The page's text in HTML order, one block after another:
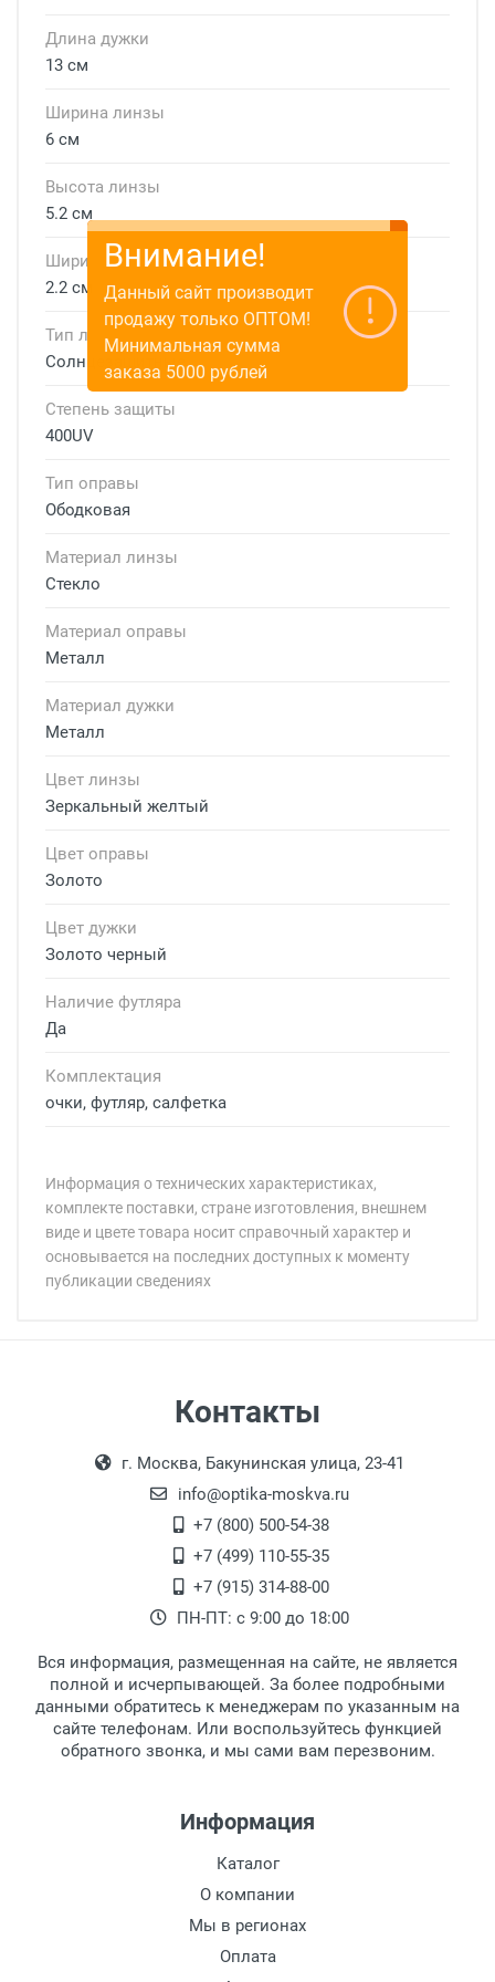
Длина дужки
13 см
Ширина линзы
6 см
Высота линзы
5.2 см
Ширина мостика
2.2 см
Тип линзы
Солнцезащитные
Степень защиты
400UV
Тип оправы
Ободковая
Материал линзы
Стекло
Материал оправы
Металл
Материал дужки
Металл
Цвет линзы
Зеркальный желтый
Цвет оправы
Золото
Цвет дужки
Золото черный
Наличие футляра
Да
Комплектация
очки, футляр, салфетка
Информация о технических характеристиках,
комплекте поставки, стране изготовления, внешнем
виде и цвете товара носит справочный характер и
основывается на последних доступных к моменту
публикации сведениях
Оплата товара производится
наличными непосредственно на пункте
выдачи товара.
Перечисление средств на расчетный счет.
18:00, по субботам с 11:00 до 15:00, в
офисе по адресу: г. Москва,
Переведеновский переулок 17, корпус 1,
второй этаж, тел. +7 (499) 110-55-35.
После того, как заказ поступает в пункт
выдачи, наш менеджер связывается с
клиентом и оповещает о поступлении
товара.
Для получения товара при себе
обязательно иметь паспорт.
Заказ необходимо забрать в течение 3
рабочих дней с момента поступления на
дополнительных расходов за хранение
Доставляем товар по Москве компанией
Сдэк до ближайшего к вам пункта
Контакты
г. Москва, Бакунинская улица, 23-41
info@optika-moskva.ru
+7 (800) 500-54-38
+7 (499) 110-55-35
+7 (915) 314-88-00
ПН-ПТ: с 9:00 до 18:00
Вся информация, размещенная на сайте, не является
полной и исчерпывающей. За более подробными
данными обратитесь к менеджерам по указанным на
сайте телефонам. Или воспользуйтесь функцией
обратного звонка, и мы сами вам перезвоним.
Информация
Каталог
О компании
Мы в регионах
Оплата
Внимание!
Данный сайт производит
продажу только ОПТОМ!
Минимальная сумма
заказа 5000 рублей